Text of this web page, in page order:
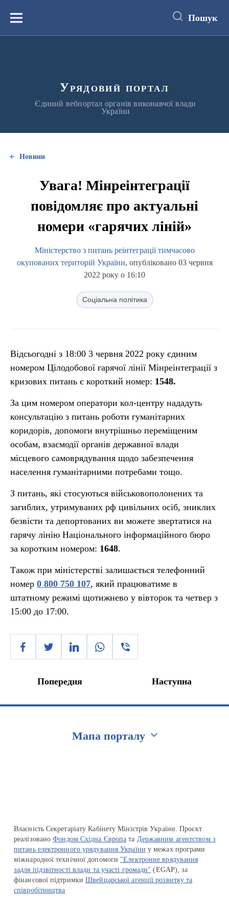
вмістуМеню Пошук
Урядовий портал
Єдиний вебпортал органів виконавчої влади
України
Новини
Увага! Мінреінтеграції
повідомляє про актуальні
номери «гарячих ліній»
Міністерство з питань реінтеграції тимчасово
окупованих територій України, опубліковано 03 червня
2022 року о 16:10
Соціальна політика
Відсьогодні з 18:00 3 червня 2022 року єдиним
номером Цілодобової гарячої лінії Мінреінтеграції з
кризових питань є короткий номер: 1548.
За цим номером оператори кол-центру нададуть
консультацію з питань роботи гуманітарних
коридорів, допомоги внутрішньо переміщеним
особам, взаємодії органів державної влади
місцевого самоврядування щодо забезпечення
населення гуманітарними потребами тощо.
З питань, які стосуються військовополонених та
загиблих, утримуваних рф цивільних осіб, зниклих
безвісти та депортованих ви можете звертатися на
гарячу лінію Національного інформаційного бюро
за коротким номером: 1648.
Також при міністерстві залишається телефонний
номер 0 800 750 107, який працюватиме в
штатному режимі щотижнево у вівторок та четвер з
15:00 до 17:00.
Попередня Наступна
Мапа порталу
Власність Секретаріату Кабінету Міністрів України. Проєкт
реалізованоФондом Східна Європа та Державним агентством з
питань електронного урядування України у межах програми
міжнародної технічної допомоги "Електронне врядування
задля підзвітності влади та участі громади" (EGAP), за
фінансової підтримкиШвейцарської агенції розвитку та
співробітництва